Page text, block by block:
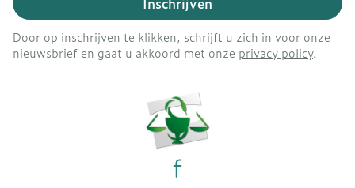
Door op inschrijven te klikken, schrijft u zich in voor onze
nieuwsbrief en gaat u akkoord met onze privacy policy.